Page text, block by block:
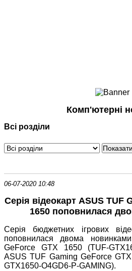
Смартфони
Периферія
Програмне
Комп'ютерні
Всі розділи
06-07-2020 10:48
Серія відеокарт ASUS TUF
1650 поповнилася
Серія бюджетних ігрових
поповнилася двома
GeForce GTX 1650 (TUF-
ASUS TUF Gaming GeForce
GTX1650-O4GD6-P-GAMING).